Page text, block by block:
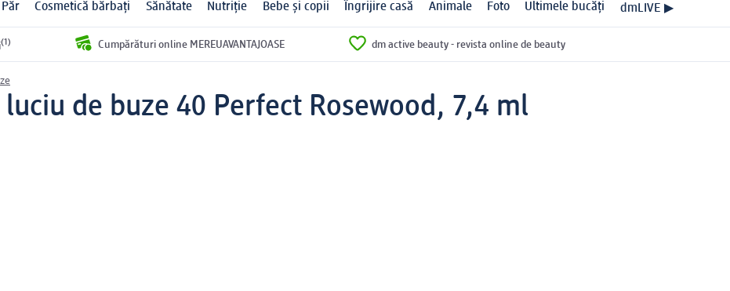
Păr Cosmetică bărbați Sănătate Nutriție Bebe și copii Îngrijire casă Animale Foto Ultimele bucăți dmLIVE ▶
(1) Cumpărături online MEREUAVANTAJOASE dm active beauty - revista online de beauty
luciu de buze 40 Perfect Rosewood, 7,4 ml